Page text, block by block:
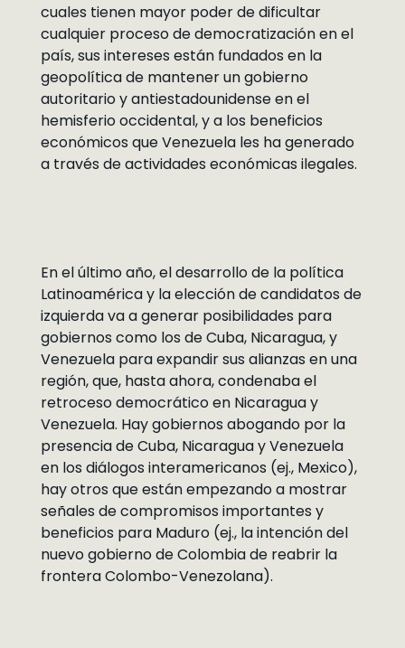
cuales tienen mayor poder de dificultar
cualquier proceso de democratización en el
país, sus intereses están fundados en la
geopolítica de mantener un gobierno
autoritario y antiestadounidense en el
hemisferio occidental, y a los beneficios
económicos que Venezuela les ha generado
a través de actividades económicas ilegales.
En el último año, el desarrollo de la política
Latinoamérica y la elección de candidatos de
izquierda va a generar posibilidades para
gobiernos como los de Cuba, Nicaragua, y
Venezuela para expandir sus alianzas en una
región, que, hasta ahora, condenaba el
retroceso democrático en Nicaragua y
Venezuela. Hay gobiernos abogando por la
presencia de Cuba, Nicaragua y Venezuela
en los diálogos interamericanos (ej., Mexico),
hay otros que están empezando a mostrar
señales de compromisos importantes y
beneficios para Maduro (ej., la intención del
nuevo gobierno de Colombia de reabrir la
frontera Colombo-Venezolana).